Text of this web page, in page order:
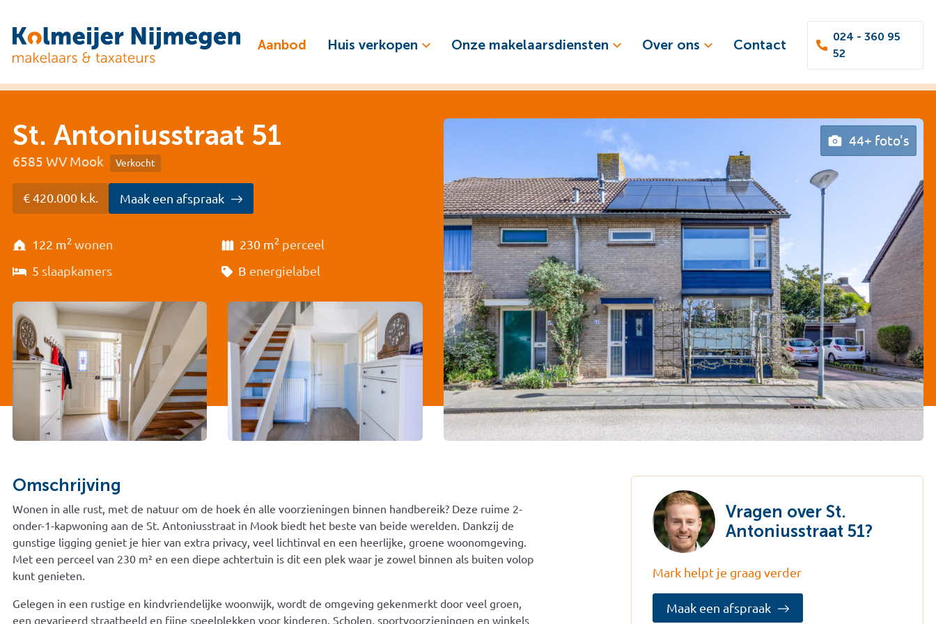
Aanbod Huis verkopen Onze makelaarsdiensten Over ons Contact
024 - 360 95
52
St. Antoniusstraat 51
6585 WV Mook Verkocht
€ 420.000 k.k. Maak een afspraak
122 m2 wonen 230 m2 perceel
5 slaapkamers B energielabel
44+ foto's
Omschrijving
Wonen in alle rust, met de natuur om de hoek én alle voorzieningen binnen handbereik? Deze ruime 2-
onder-1-kapwoning aan de St. Antoniusstraat in Mook biedt het beste van beide werelden. Dankzij de
gunstige ligging geniet je hier van extra privacy, veel lichtinval en een heerlijke, groene woonomgeving.
Met een perceel van 230 m² en een diepe achtertuin is dit een plek waar je zowel binnen als buiten volop
kunt genieten.
Gelegen in een rustige en kindvriendelijke woonwijk, wordt de omgeving gekenmerkt door veel groen,
een gevarieerd straatbeeld en fijne speelplekken voor kinderen. Scholen, sportvoorzieningen en winkels
Vragen over St.
Antoniusstraat 51?
Mark helpt je graag verder
Maak een afspraak